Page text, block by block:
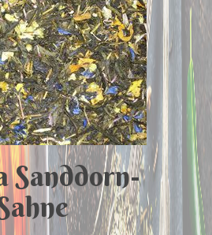
Sanddorn-